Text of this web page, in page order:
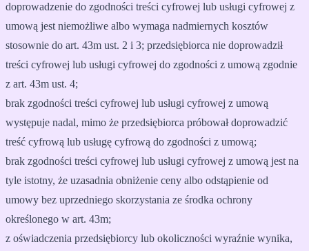
doprowadzenie do zgodności treści cyfrowej lub usługi cyfrowej z
umową jest niemożliwe albo wymaga nadmiernych kosztów
stosownie do art. 43m ust. 2 i 3; przedsiębiorca nie doprowadził
treści cyfrowej lub usługi cyfrowej do zgodności z umową zgodnie
z art. 43m ust. 4;
brak zgodności treści cyfrowej lub usługi cyfrowej z umową
występuje nadal, mimo że przedsiębiorca próbował doprowadzić
treść cyfrową lub usługę cyfrową do zgodności z umową;
brak zgodności treści cyfrowej lub usługi cyfrowej z umową jest na
tyle istotny, że uzasadnia obniżenie ceny albo odstąpienie od
umowy bez uprzedniego skorzystania ze środka ochrony
określonego w art. 43m;
z oświadczenia przedsiębiorcy lub okoliczności wyraźnie wynika,